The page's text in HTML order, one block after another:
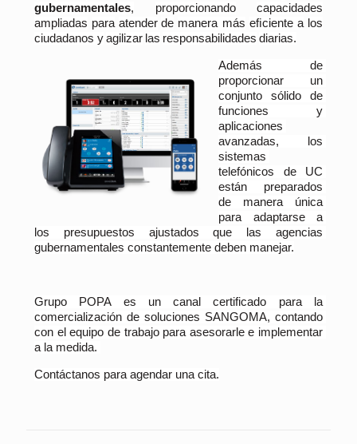
gubernamentales, proporcionando
capacidades
ampliadas para atender de manera más eﬁciente a los
ciudadanos yagilizar las responsabilidades diarias.
Además
de
proporcionar
un
conjunto
sólido
de
funciones
y
aplicaciones
avanzadas,
los
sistemas
telefónicos de UC
están
preparados
de
manera
única
para
adaptarse
a
los
presupuestos ajustados que las
agencias
gubernamentales constantemente deben manejar.
Grupo POPA es un canal certificado para la
comercialización de soluciones SANGOMA, contando
con el equipo de trabajo para asesorarle e implementar
a la medida.
Contáctanos para agendar una cita.